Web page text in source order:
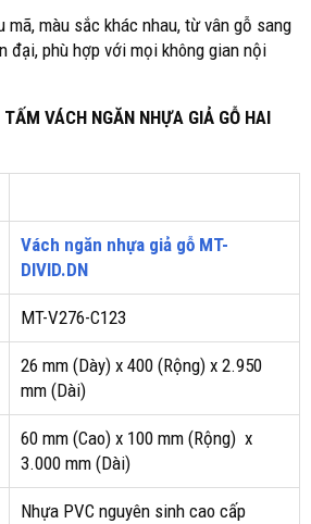
mã, màu sắc khác nhau, từ vân gỗ sang
đại, phù hợp với mọi không gian nội
VÁCH NGĂN NHỰA GIẢ GỖ HAI
Vách ngăn nhựa giả gỗ MT-
DIVID.DN
MT-V276-C123
26 mm (Dày) x 400 (Rộng) x 2.950
mm (Dài)
60 mm (Cao) x 100 mm (Rộng) x
3.000 mm (Dài)
Nhựa PVC nguyên sinh cao cấp